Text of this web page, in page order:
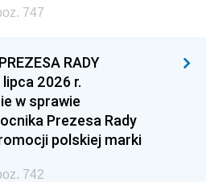
747
RADY
2026 r.
w sprawie
Prezesa Rady
polskiej marki
742